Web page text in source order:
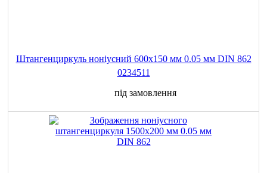
Штангенциркуль ноніусний 600x150 мм 0.05 мм DIN 862
0234511
під замовлення